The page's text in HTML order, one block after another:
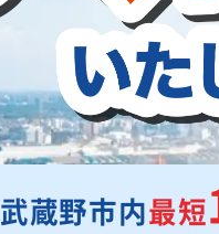
武蔵野市内最短